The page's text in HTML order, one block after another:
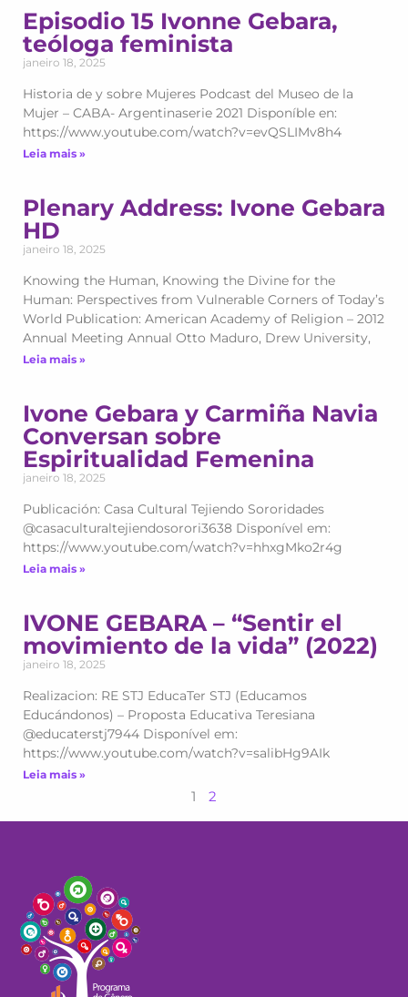
Episodio 15 Ivonne Gebara,
teóloga feminista
janeiro 18, 2025
Historia de y sobre Mujeres Podcast del Museo de la
Mujer – CABA- Argentinaserie 2021 Disponíble en:
https://www.youtube.com/watch?v=evQSLIMv8h4
Leia mais »
Plenary Address: Ivone Gebara
HD
janeiro 18, 2025
Knowing the Human, Knowing the Divine for the
Human: Perspectives from Vulnerable Corners of Today’s
World Publication: American Academy of Religion – 2012
Annual Meeting Annual Otto Maduro, Drew University,
Leia mais »
Ivone Gebara y Carmiña Navia
Conversan sobre
Espiritualidad Femenina
janeiro 18, 2025
Publicación: Casa Cultural Tejiendo Sororidades
@casaculturaltejiendosorori3638 Disponível em:
https://www.youtube.com/watch?v=hhxgMko2r4g
Leia mais »
IVONE GEBARA – “Sentir el
movimiento de la vida” (2022)
janeiro 18, 2025
Realizacion: RE STJ EducaTer STJ (Educamos
Educándonos) – Proposta Educativa Teresiana
@educaterstj7944 Disponível em:
https://www.youtube.com/watch?v=salibHg9AIk
Leia mais »
1 2